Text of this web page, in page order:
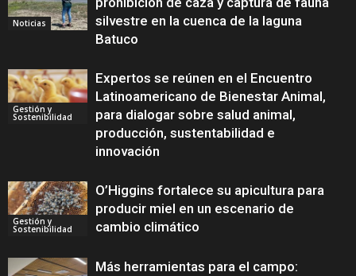
Noticias
silvestre en la cuenca de la laguna
Batuco
Gestión y
Sostenibilidad
Expertos se reúnen en el Encuentro
Latinoamericano de Bienestar Animal,
para dialogar sobre salud animal,
producción, sustentabilidad e
innovación
Gestión y
Sostenibilidad
O’Higgins fortalece su apicultura para
producir miel en un escenario de
cambio climático
Más herramientas para el campo: